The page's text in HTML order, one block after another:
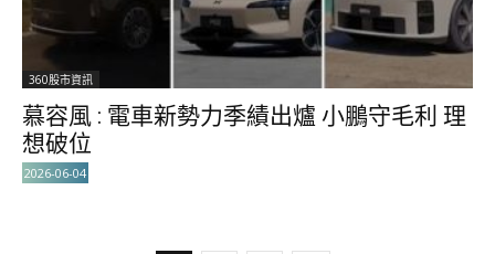
360股市資訊
慕容風 : 電車新勢力季績出爐 小鵬守毛利 理
想破位
2026-06-04